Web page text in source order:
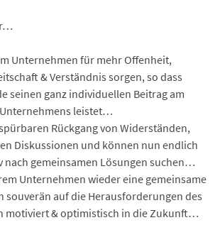
Unternehmen für mehr Offenheit,
& Verständnis sorgen, so dass
seinen ganz individuellen Beitrag am
leistet…
Rückgang von Widerständen,
Diskussionen und können nun endlich
gemeinsamen Lösungen suchen…
Unternehmen wieder eine gemeinsame
souverän auf die Herausforderungen des
motiviert & optimistisch in die Zukunft…